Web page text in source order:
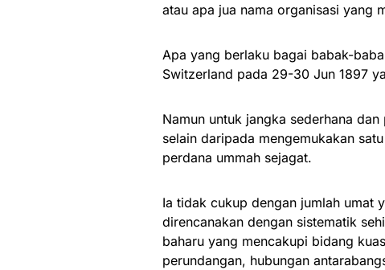
atau apa jua nama organisasi yang
Apa yang berlaku bagai babak-
Switzerland pada 29-30 Jun 1897
Namun untuk jangka sederhana
selain daripada mengemukakan
perdana ummah sejagat.
Ia tidak cukup dengan jumlah umat
direncanakan dengan sistematik
baharu yang mencakupi bidang
perundangan, hubungan